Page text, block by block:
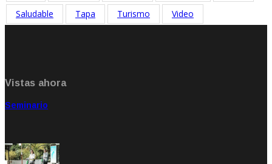
Saludable
Tapa Turismo Video
Vistas ahora
Seminario